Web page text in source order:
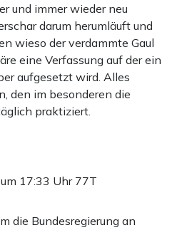
und immer wieder neu
darum herumläuft und
wieso der verdammte Gaul
eine Verfassung auf der ein
aufgesetzt wird. Alles
den im besonderen die
praktiziert.
17:33 Uhr 77T
die Bundesregierung an